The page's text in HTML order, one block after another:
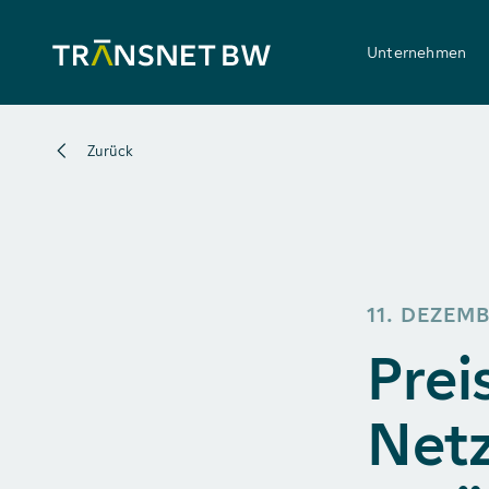
Unternehmen
Zurück
11.